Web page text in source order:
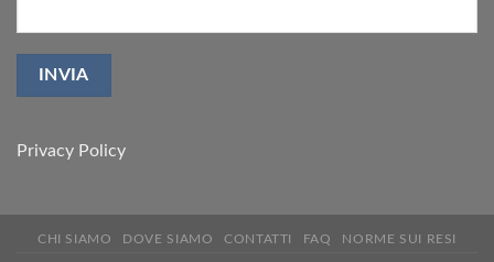
Privacy Policy
CHI SIAMO DOVE SIAMO CONTATTI FAQ NORME SUI RESI